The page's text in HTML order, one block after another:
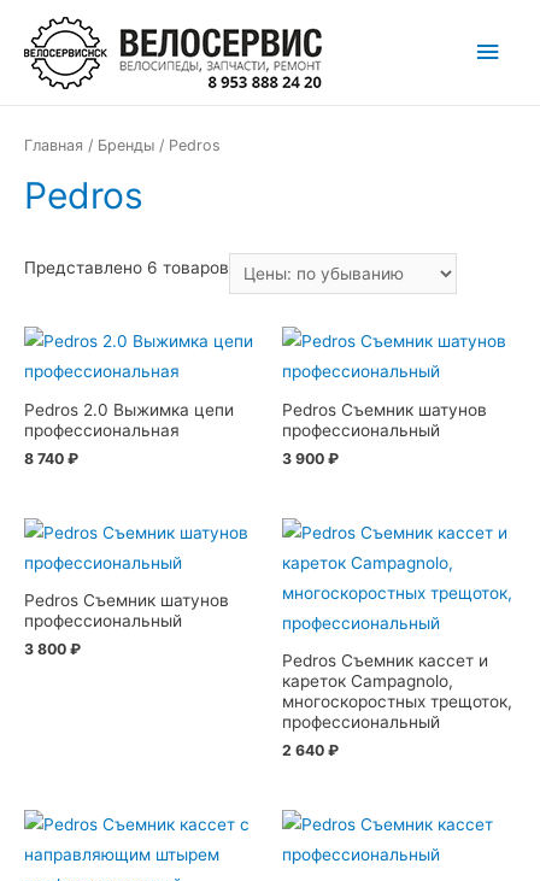
Перейти
содержимому
Главная / Бренды / Pedros
Pedros
Представлено 6 товаров
Pedros 2.0 Выжимка цепи
профессиональная
8 740 ₽
Pedros Съемник шатунов
профессиональный
3 900 ₽
Pedros Съемник шатунов
профессиональный
3 800 ₽
Pedros Съемник кассет и
кареток Campagnolo,
многоскоростных трещоток,
профессиональный
2 640 ₽